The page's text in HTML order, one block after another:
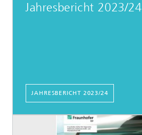
Jahresbericht 2023/24
JAHRESBERICHT 2023/24